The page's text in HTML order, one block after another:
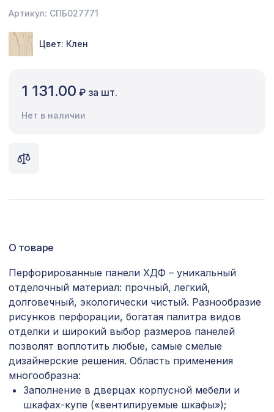
Плинтусы
Распродажа
Экраны для радиаторов
ХДФ, ольха
Перфорированная панель ВЕРОНИКА,
1030х695мм, ХДФ, венге
578 ₽
Перфорированная панель ГОТИКА,
2800х1250мм, ХДФ, ольха
состаренный
Экран для радиатора, МОДЕРН,
Артикул: СПБ027771
Цвет: Клен
1 131.00 ₽ за шт.
Нет в наличии
О товаре
Перфорированные панели ХДФ – уникальный
отделочный материал: прочный, легкий,
долговечный, экологически чистый. Разнообразие
рисунков перфорации, богатая палитра видов
отделки и широкий выбор размеров панелей
позволят воплотить любые, самые смелые
дизайнерские решения. Область применения
многообразна:
Заполнение в дверцах корпусной мебели и
шкафах-купе («вентилируемые шкафы»);